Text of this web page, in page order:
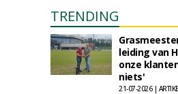
TRENDING
leiding van
onze
niets'
21-07-2026 |